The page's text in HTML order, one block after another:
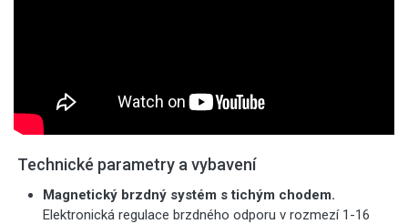
Technické parametry a vybavení
Magnetický brzdný systém s tichým chodem.
Elektronická regulace brzdného odporu v rozmezí 1-16